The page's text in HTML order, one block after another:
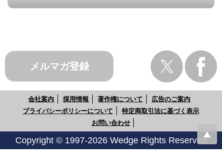
メルマガ登録
会社案内 採用情報 著作権について
広告のご案内
プライバシーポリシーについて
特定商取引法に基づく表示
お問い合わせ
Copyright © 1997-2026 Wedge Rights Reserved